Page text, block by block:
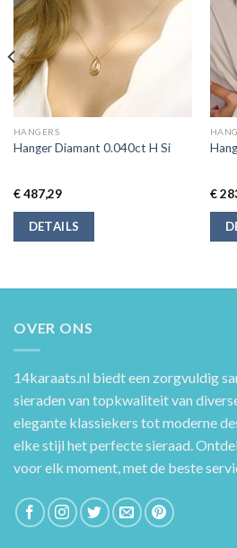
HANGERS
Hanger Diamant 0.040ct H Si
€487,29
DETAILS
€
OVER ONS
14karaats.nl biedt een zorgvuldig
sieraden van topkwaliteit van
elegante klassiekers tot moderne
elke stijl het perfecte sieraad.
voor elk moment, met de beste